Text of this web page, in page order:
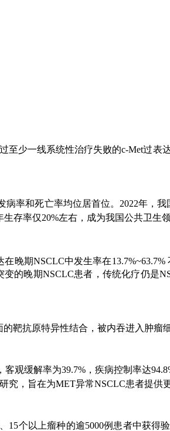
少一线系统性治疗失败的c-Met过表
率和死亡率均位居首位。2022年，
存率仅20%左右，成为我国公共卫生
晚期NSCLC中发生率在13.7%~63.7%
的晚期NSCLC患者，传统化疗仍是
靶抗原特异性结合，被内吞进入肿瘤
观缓解率为39.7%，疾病控制率达
究，旨在为MET异常NSCLC患者提供
个以上瘤种的逾5000例患者中获得